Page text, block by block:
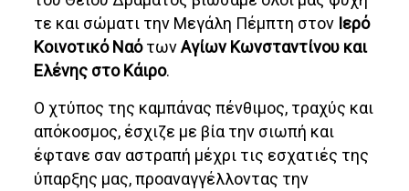
τε και σώματι την Μεγάλη Πέμπτη στον Ιερό
Κοινοτικό ΝαότωνΑγίων Κωνσταντίνου και
Ελένης στο Κάιρο.
Ο χτύπος της καμπάνας πένθιμος, τραχύς και
απόκοσμος, έσχιζε με βία την σιωπή και
έφτανε σαν αστραπή μέχρι τις εσχατιές της
ύπαρξης μας, προαναγγέλλοντας την